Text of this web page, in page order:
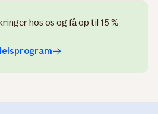
hos os og få op til 15 %